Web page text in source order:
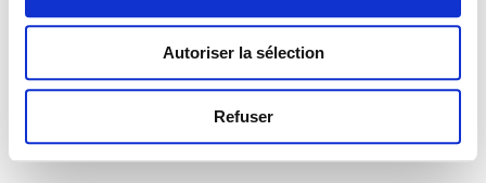
Autoriser la sélection
Refuser